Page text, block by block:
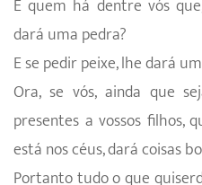
E quem há dentre vós
dará uma pedra?
E se pedir peixe, lhe dará
Ora, se vós, ainda que
presentes a vossos filhos,
está nos céus, dará coisas
Portanto tudo o que